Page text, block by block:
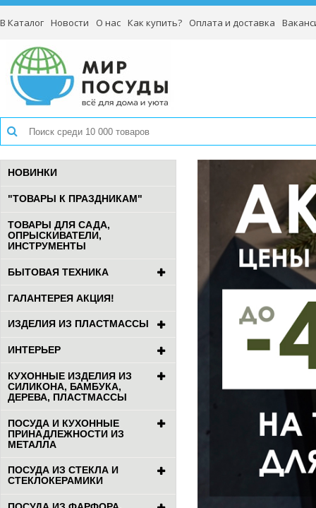
В Каталог Новости О нас Как купить? Оплата и доставка
НОВИНКИ
"ТОВАРЫ К ПРАЗДНИКАМ"
ТОВАРЫ ДЛЯ САДА,
ОПРЫСКИВАТЕЛИ,
ИНСТРУМЕНТЫ
БЫТОВАЯ ТЕХНИКА
ГАЛАНТЕРЕЯ АКЦИЯ!
ИЗДЕЛИЯ ИЗ ПЛАСТМАССЫ
ИНТЕРЬЕР
КУХОННЫЕ ИЗДЕЛИЯ ИЗ
СИЛИКОНА, БАМБУКА,
ДЕРЕВА, ПЛАСТМАССЫ
ПОСУДА И КУХОННЫЕ
ПРИНАДЛЕЖНОСТИ ИЗ
МЕТАЛЛА
ПОСУДА ИЗ СТЕКЛА И
СТЕКЛОКЕРАМИКИ